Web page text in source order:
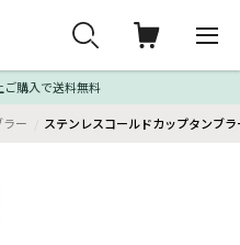
購入で送料無料
ラー ステンレスコールドカップタンブ